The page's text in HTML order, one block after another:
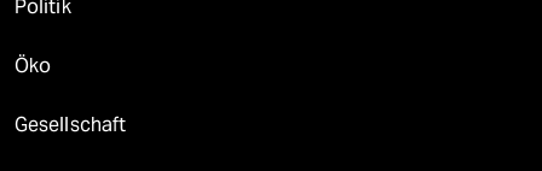
Politik
Öko
Gesellschaft